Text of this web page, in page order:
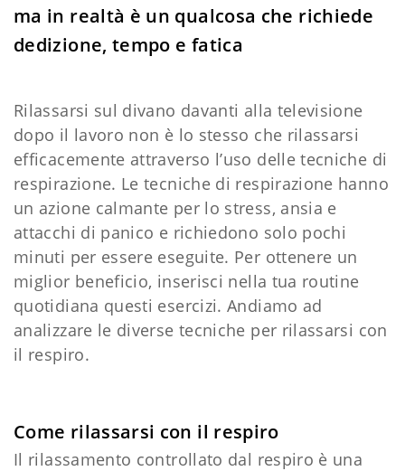
ma in realtà è un qualcosa che richiede
dedizione, tempo e fatica
Rilassarsi sul divano davanti alla televisione
dopo il lavoro non è lo stesso che rilassarsi
efficacemente attraverso l’uso delle tecniche di
respirazione. Le tecniche di respirazione hanno
un azione calmante per lo stress, ansia e
attacchi di panico e richiedono solo pochi
minuti per essere eseguite. Per ottenere un
miglior beneficio, inserisci nella tua routine
quotidiana questi esercizi. Andiamo ad
analizzare le diverse tecniche per rilassarsi con
il respiro.
Come rilassarsi con il respiro
Il rilassamento controllato dal respiro è una